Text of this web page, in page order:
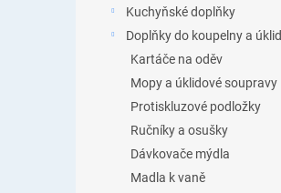
Kuchyňské doplňky
Doplňky do koupelny a úklid
Kartáče na oděv
Mopy a úklidové soupravy
Protiskluzové podložky
Ručníky a osušky
Dávkovače mýdla
Madla k vaně